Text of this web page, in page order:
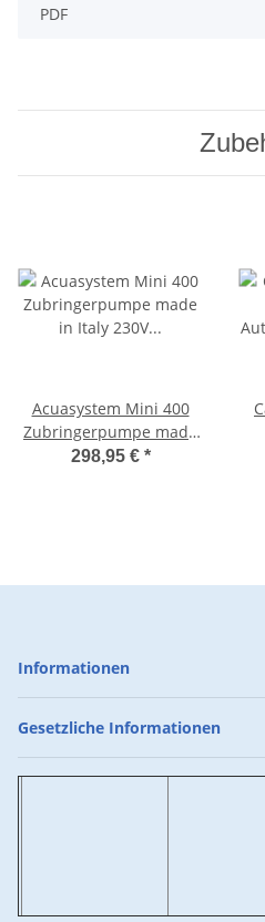
PDF
Acuasystem Mini 400
Zubringerpumpe made
in Italy 230V H.7m Q,
298,95 € *
Informationen
Gesetzliche Informationen